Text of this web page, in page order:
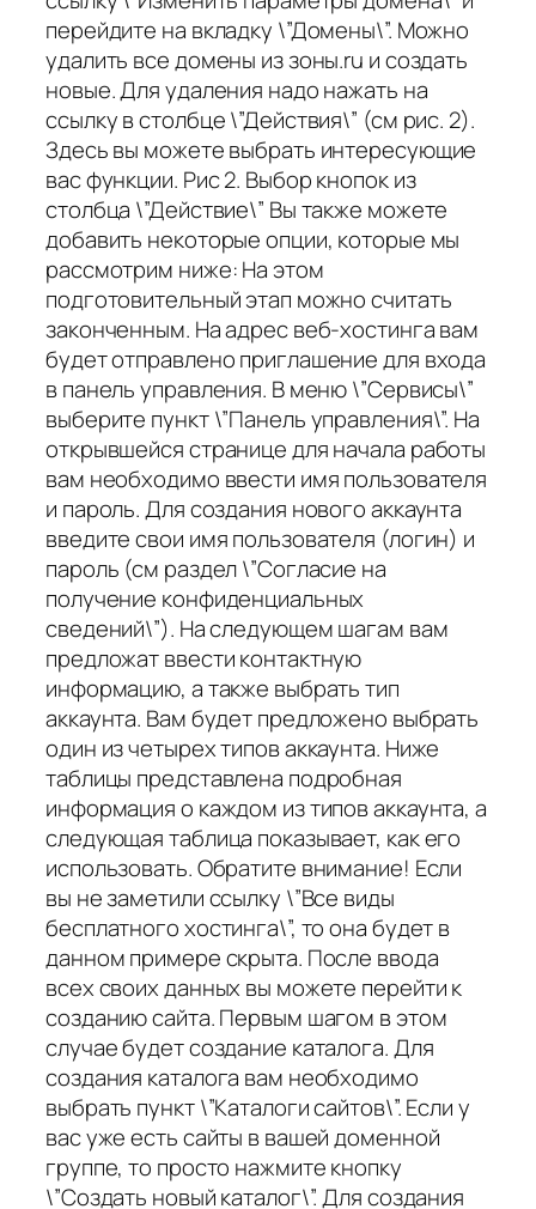
перейдите на вкладку \”Домены\”. Можно
удалить все домены из зоны.ru и создать
новые. Для удаления надо нажать на
ссылку в столбце \”Действия\” (см рис. 2).
Здесь вы можете выбрать интересующие
вас функции. Рис 2. Выбор кнопок из
столбца \”Действие\” Вы также можете
добавить некоторые опции, которые мы
рассмотрим ниже: На этом
подготовительный этап можно считать
законченным. На адрес веб-хостинга вам
будет отправлено приглашение для входа
в панель управления. В меню \”Сервисы\”
выберите пункт \”Панель управления\”. На
открывшейся странице для начала работы
вам необходимо ввести имя пользователя
и пароль. Для создания нового аккаунта
введите свои имя пользователя (логин) и
пароль (см раздел \”Согласие на
получение конфиденциальных
сведений\”). На следующем шагам вам
предложат ввести контактную
информацию, а также выбрать тип
аккаунта. Вам будет предложено выбрать
один из четырех типов аккаунта. Ниже
таблицы представлена подробная
информация о каждом из типов аккаунта, а
следующая таблица показывает, как его
использовать. Обратите внимание! Если
вы не заметили ссылку \”Все виды
бесплатного хостинга\”, то она будет в
данном примере скрыта. После ввода
всех своих данных вы можете перейти к
созданию сайта. Первым шагом в этом
случае будет создание каталога. Для
создания каталога вам необходимо
выбрать пункт \”Каталоги сайтов\”. Если у
вас уже есть сайты в вашей доменной
группе, то просто нажмите кнопку
\”Создать новый каталог\”. Для создания